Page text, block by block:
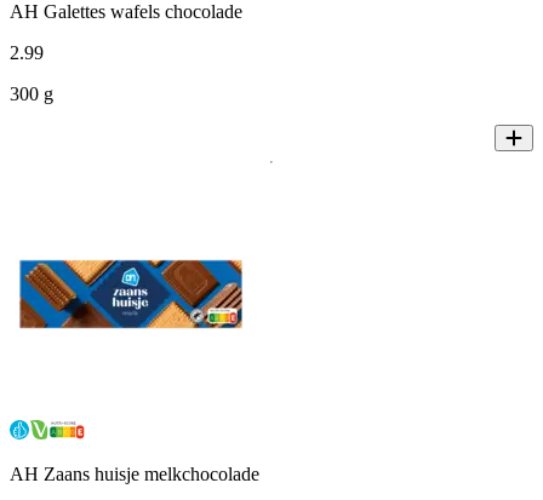
AH Galettes wafels chocolade
2.99
300 g
AH Zaans huisje melkchocolade